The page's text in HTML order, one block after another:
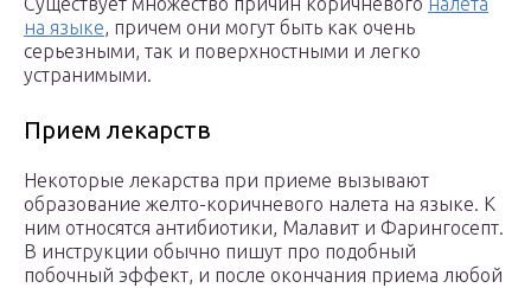
на языке, причем они могут быть как очень
серьезными, так и поверхностными и легко
устранимыми.
Прием лекарств
Некоторые лекарства при приеме вызывают
образование желто-коричневого налета на языке. К
ним относятся антибиотики, Малавит и Фарингосепт.
В инструкции обычно пишут про подобный
побочный эффект, и после окончания приема любой